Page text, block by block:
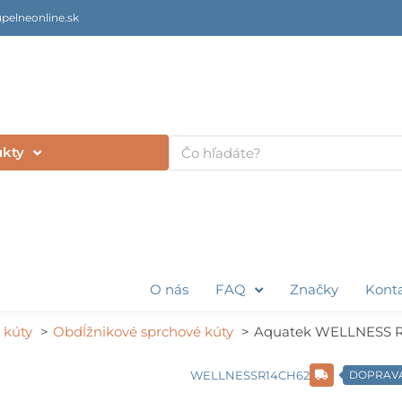
Vyhľadať
O nás FAQ Značky
kúty Obdĺžnikové sprchové kúty Aquatek WELLNESS
WELLNESSR14CH62